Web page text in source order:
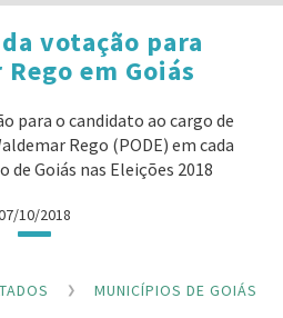
votação para
em Goiás
para o candidato ao cargo de
Rego (PODE) em cada
de Goiás nas Eleições 2018
10/2018
MUNICÍPIOS DE GOIÁS